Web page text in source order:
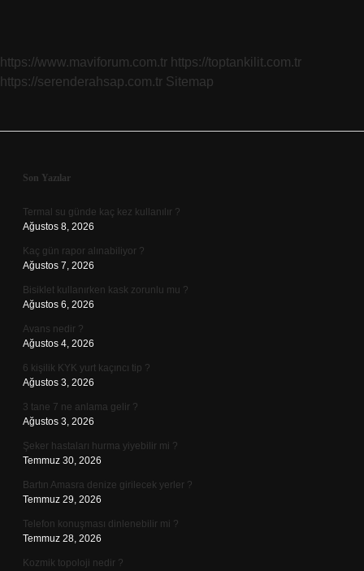
https://www.maviforum.com.tr https://toptankilit.com.tr
https://serenderahsap.com.tr Sitemap
Sidebar
Son Yazılar
Termal su günde kaç kez kullanılır ?
Ağustos 8, 2026
Kaç gün rapor alınabiliyor ?
Ağustos 7, 2026
Bisiklet kullanırken kask zorunlu mu ?
Ağustos 6, 2026
Avans nedir ?
Ağustos 4, 2026
6 kişilik KYK yurt kaçıncı tip ?
Ağustos 3, 2026
3 tane 7 ne anlama gelir ?
Ağustos 3, 2026
Şeker hastaları hurma yiyebilir mi ?
Temmuz 30, 2026
Bartın Amasra denize girilecek yerler ?
Temmuz 29, 2026
Telefon konuşması dinlenebilir mi ?
Temmuz 28, 2026
Kozmik topoloji nedir ?